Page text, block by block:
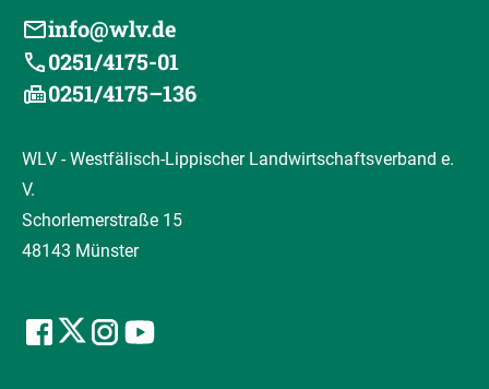
info@wlv.de
0251/4175-01
0251/4175–136
WLV - Westfälisch-Lippischer Landwirtschaftsverband e.
V.
Schorlemerstraße 15
48143 Münster